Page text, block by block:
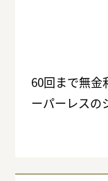
60回まで無金
ーパーレスの